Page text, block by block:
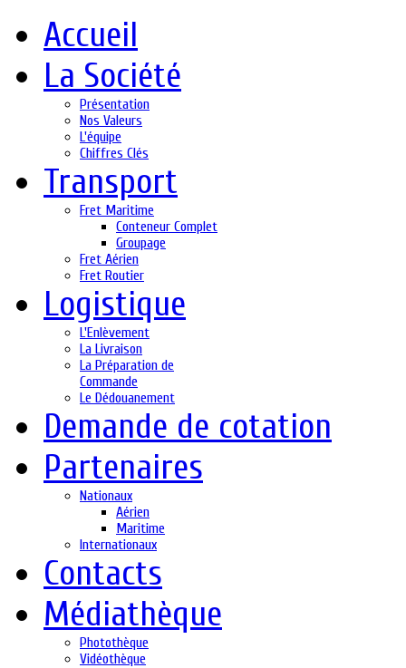
Accueil
La Société
Présentation
Nos Valeurs
L'équipe
Chiffres Clés
Transport
Fret Maritime
Conteneur Complet
Groupage
Fret Aérien
Fret Routier
Logistique
L'Enlèvement
La Livraison
La Préparation de
Commande
Le Dédouanement
Demande de cotation
Partenaires
Nationaux
Aérien
Maritime
Internationaux
Contacts
Médiathèque
Photothèque
Vidéothèque